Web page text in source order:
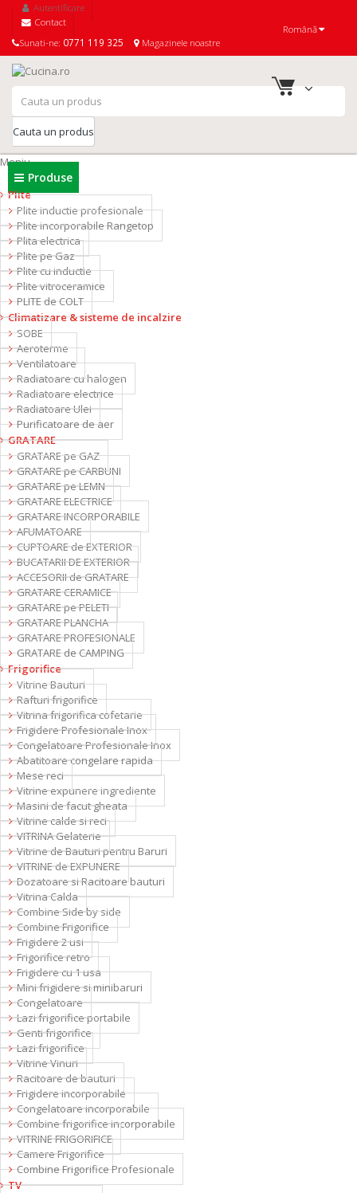
Autentificare
Română
Contact
Sunati-ne: 0771 119 325 Magazinele noastre
Cauta un produs
Meniu
Produse
Plite
Plite inductie profesionale
Plite incorporabile Rangetop
Plita electrica
Plite pe Gaz
Plite cu inductie
Plite vitroceramice
PLITE de COLT
Climatizare & sisteme de incalzire
SOBE
Aeroterme
Ventilatoare
Radiatoare cu halogen
Radiatoare electrice
Radiatoare Ulei
Purificatoare de aer
GRATARE
GRATARE pe GAZ
GRATARE pe CARBUNI
GRATARE pe LEMN
GRATARE ELECTRICE
GRATARE INCORPORABILE
AFUMATOARE
CUPTOARE de EXTERIOR
BUCATARII DE EXTERIOR
ACCESORII de GRATARE
GRATARE CERAMICE
GRATARE pe PELETI
GRATARE PLANCHA
GRATARE PROFESIONALE
GRATARE de CAMPING
Frigorifice
Vitrine Bauturi
Rafturi frigorifice
Vitrina frigorifica cofetarie
Frigidere Profesionale Inox
Congelatoare Profesionale Inox
Abatitoare congelare rapida
Mese reci
Vitrine expunere ingrediente
Masini de facut gheata
Vitrine calde si reci
VITRINA Gelaterie
Vitrine de Bauturi pentru Baruri
VITRINE de EXPUNERE
Dozatoare si Racitoare bauturi
Vitrina Calda
Combine Side by side
Combine Frigorifice
Frigidere 2 usi
Frigorifice retro
Frigidere cu 1 usa
Mini frigidere si minibaruri
Congelatoare
Lazi frigorifice portabile
Genti frigorifice
Lazi frigorifice
Vitrine Vinuri
Racitoare de bauturi
Frigidere incorporabile
Congelatoare incorporabile
Combine frigorifice incorporabile
VITRINE FRIGORIFICE
Camere Frigorifice
Combine Frigorifice Profesionale
TV